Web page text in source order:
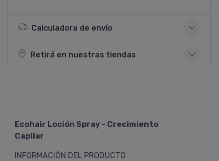
Calculadora de envío
Retirá en nuestras tiendas
Ecohair Loción Spray - Crecimiento
Capilar
INFORMACIÓN DEL PRODUCTO